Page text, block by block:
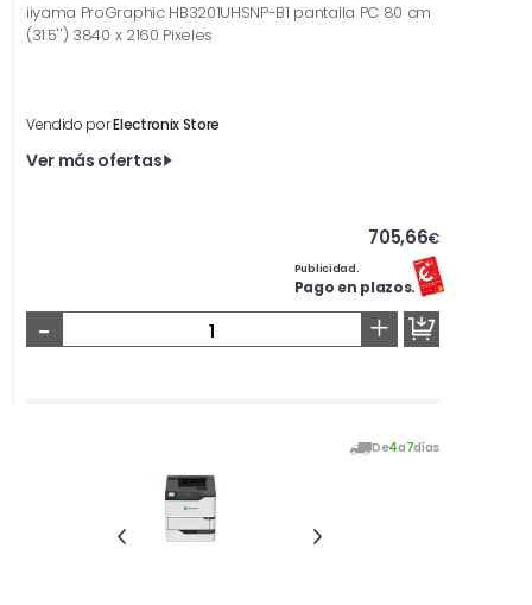
iiyama ProGraphic HB3201UHSNP-B1 pantalla PC 80 cm
(31.5'') 3840 x 2160 Pixeles
Vendido porElectronix Store
Ver más ofertas
705,66€
Publicidad.
Pago en plazos.
- +
De4a7días